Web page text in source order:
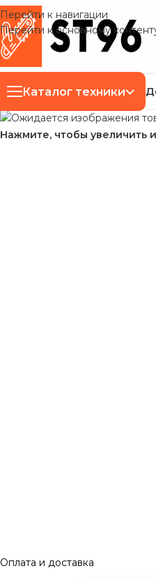
Перейти к навигации
Перейти к основному
Каталог техники
Нажмите, чтобы увеличить
Оплата и доставка